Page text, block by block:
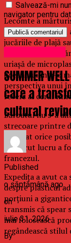
Lecomte a
gunoaie, aşa că
jucăriile de plajă
toate acestea, a
uriaşă de
oceanului într-o
perspectiva unui
revers al cerul
Bărbatul nu s-a
strecoare printre
a anulat orice
neplăcut lucru a
francezul.
Expediţa a avut
despre plasticul
porţiuni a
transmis că spear
mai folosească
regândească stilul
Salvează-mi
navigator pentru
SUMMER
care a
cultural
Published
o săptămână ago
on
iulie 31, 2026
By